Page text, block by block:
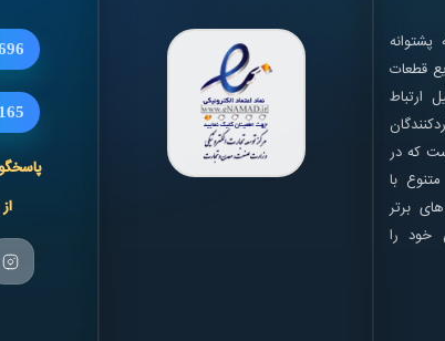
قطعات
ارتباط
که در
با
برتر
خود را
از